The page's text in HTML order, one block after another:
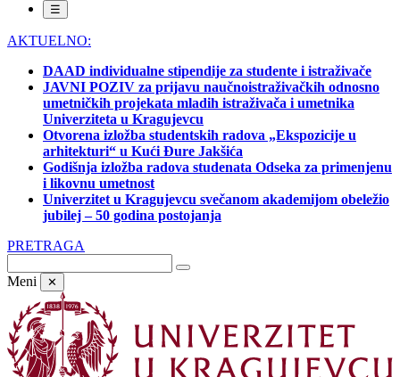
☰
AKTUELNO:
DAAD individualne stipendije za studente i istraživače
JAVNI POZIV za prijavu naučnoistraživačkih odnosno
umetničkih projekata mladih istraživača i umetnika
Univerziteta u Kragujevcu
Otvorena izložba studentskih radova „Ekspozicije u
arhitekturi“ u Kući Đure Jakšića
Godišnja izložba radova studenata Odseka za primenjenu
i likovnu umetnost
Univerzitet u Kragujevcu svečanom akademijom obeležio
jubilej – 50 godina postojanja
PRETRAGA
Meni ✕